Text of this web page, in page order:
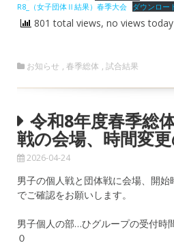
R8_（女子団体Ⅱ結果）春季大会 ダウンロー
801 total views, no views today
お知らせ , 春季総体 , 試合結果
令和8年度春季総
戦の会場、時間変
2026-04-24
男子の個人戦と団体戦に会場、開
でご確認をお願いします。
男子個人の部…ひグループの受付時
０